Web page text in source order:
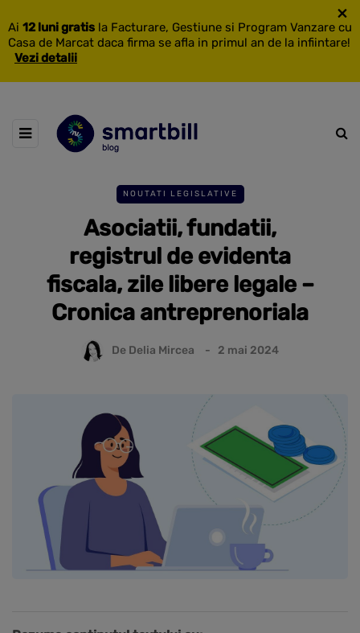
Ai 12 luni gratis la Facturare, Gestiune si Program Vanzare cu
Casa de Marcat daca firma se afla in primul an de la infiintare!
Vezi detalii
×
NOUTATI LEGISLATIVE
Asociatii, fundatii,
registrul de evidenta
fiscala, zile libere legale –
Cronica antreprenoriala
De Delia Mircea 2 mai 2024